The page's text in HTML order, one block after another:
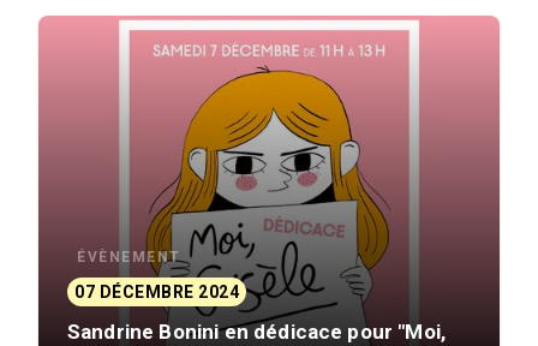
ÉVÈNEMENT
07 DÉCEMBRE 2024
Sandrine Bonini en dédicace pour "Moi,